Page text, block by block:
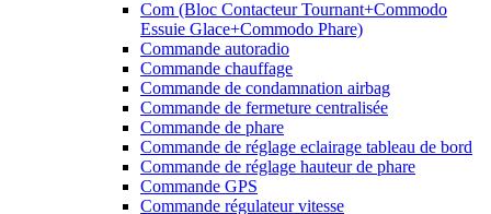
Com (Bloc Contacteur Tournant+Commodo
Essuie Glace+Commodo Phare)
Commande autoradio
Commande chauffage
Commande de condamnation airbag
Commande de fermeture centralisée
Commande de phare
Commande de réglage eclairage tableau de bord
Commande de réglage hauteur de phare
Commande GPS
Commande régulateur vitesse